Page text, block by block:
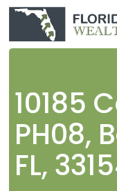
Skip
to
content
10185
PH08,
FL,